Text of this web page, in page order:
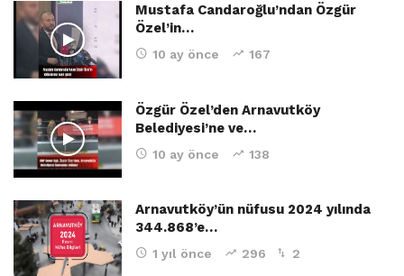
Mustafa Candaroğlu’ndan Özgür
Özel’in…
10 ay önce 167
Özgür Özel’den Arnavutköy
Belediyesi’ne ve…
10 ay önce 138
Arnavutköy’ün nüfusu 2024 yılında
344.868’e…
1 yıl önce 296 2